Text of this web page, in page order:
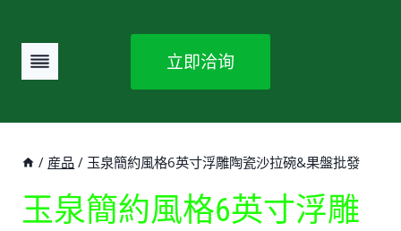
content
立即洽询
/ 産品 / 玉泉簡約風格6英寸浮雕陶瓷沙拉碗&果盤批發
玉泉簡約風格6英寸浮雕